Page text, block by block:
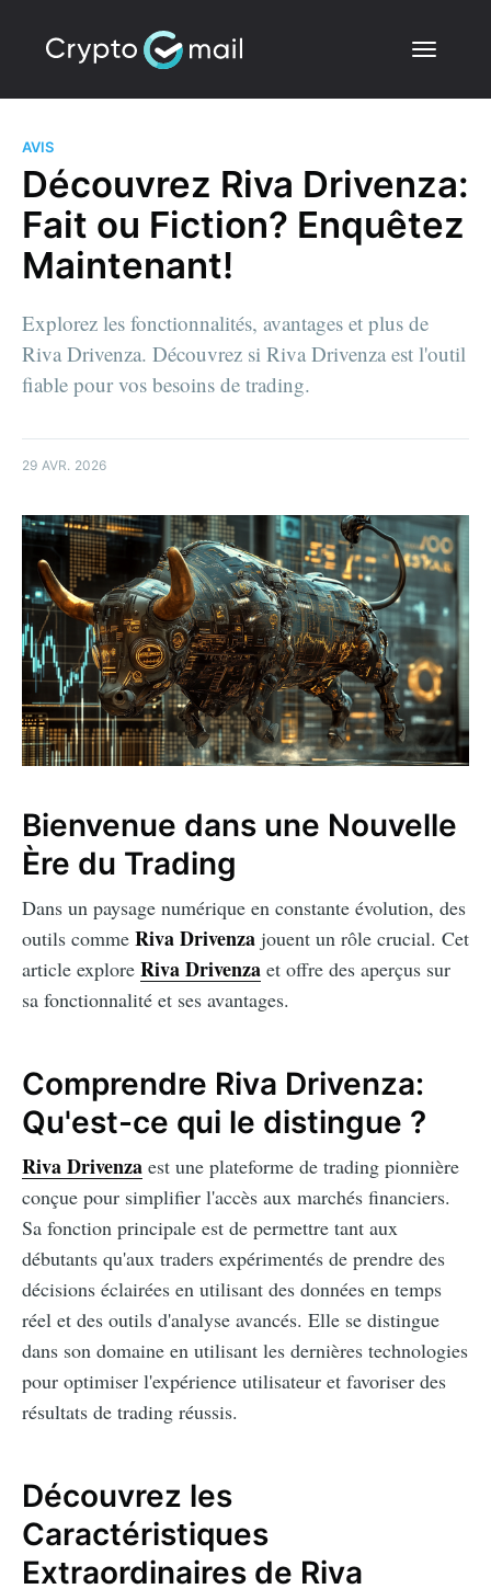
AVIS
Découvrez Riva Drivenza:
Fait ou Fiction? Enquêtez
Maintenant!
Explorez les fonctionnalités, avantages et plus de
Riva Drivenza. Découvrez si Riva Drivenza est l'outil
fiable pour vos besoins de trading.
29 AVR. 2026
Bienvenue dans une Nouvelle
Ère du Trading
Dans un paysage numérique en constante évolution, des
outils comme Riva Drivenza jouent un rôle crucial. Cet
article explore Riva Drivenza et offre des aperçus sur
sa fonctionnalité et ses avantages.
Comprendre Riva Drivenza:
Qu'est-ce qui le distingue ?
Riva Drivenza est une plateforme de trading pionnière
conçue pour simplifier l'accès aux marchés financiers.
Sa fonction principale est de permettre tant aux
débutants qu'aux traders expérimentés de prendre des
décisions éclairées en utilisant des données en temps
réel et des outils d'analyse avancés. Elle se distingue
dans son domaine en utilisant les dernières technologies
pour optimiser l'expérience utilisateur et favoriser des
résultats de trading réussis.
Découvrez les
Caractéristiques
Extraordinaires de Riva